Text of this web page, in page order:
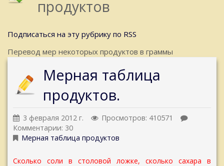
продуктов
Подписаться на эту рубрику по RSS
Перевод мер некоторых продуктов в граммы
Мерная таблица
продуктов.
3 февраля 2012 г.
Просмотров: 410571
Комментарии: 30
Мерная таблица продуктов
Сколько соли в столовой ложке, сколько сахара в